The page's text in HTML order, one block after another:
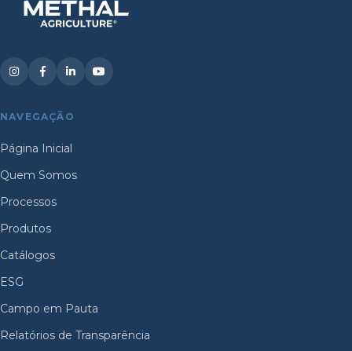
NAVEGAÇÃO
Página Inicial
Quem Somos
Processos
Produtos
Catálogos
ESG
Campo em Pauta
Relatórios de Transparência